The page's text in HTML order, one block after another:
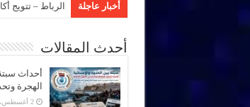
أخبار عاجلة المؤسسة
أحدث المقالات
أحداث
الهجرة
2 أغسطس، 2026